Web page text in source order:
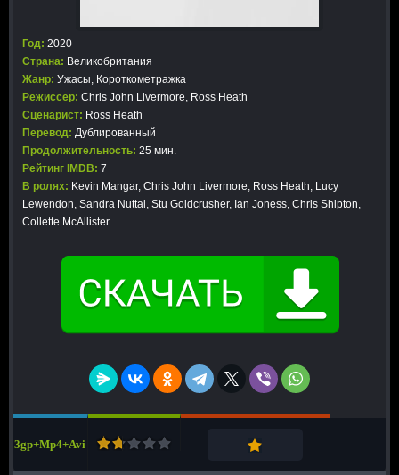
Год: 2020
Страна: Великобритания
Жанр: Ужасы, Короткометражка
Режиссер: Chris John Livermore, Ross Heath
Сценарист: Ross Heath
Перевод: Дублированный
Продолжительность: 25 мин.
Рейтинг IMDB: 7
В ролях: Kevin Mangar, Chris John Livermore, Ross Heath, Lucy
Lewendon, Sandra Nuttal, Stu Goldcrusher, Ian Joness, Chris Shipton,
Collette McAllister
3gp+Mp4+Avi